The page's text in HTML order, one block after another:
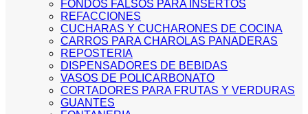
FONDOS FALSOS PARA INSERTOS
REFACCIONES
CUCHARAS Y CUCHARONES DE COCINA
CARROS PARA CHAROLAS PANADERAS
REPOSTERIA
DISPENSADORES DE BEBIDAS
VASOS DE POLICARBONATO
CORTADORES PARA FRUTAS Y VERDURAS
GUANTES